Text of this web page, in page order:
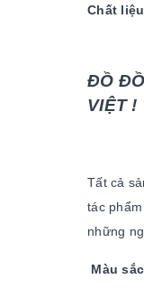
Chất
ĐỒ
VIỆT !
Tất cả
tác
những
Màu